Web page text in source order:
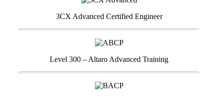
3CX Advanced Certified Engineer
Level 300 – Altaro Advanced Training